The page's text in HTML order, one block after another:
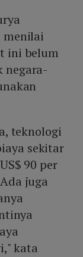
menilai
ini belum
negara-
teknologi
sekitar
90 per
juga
kata